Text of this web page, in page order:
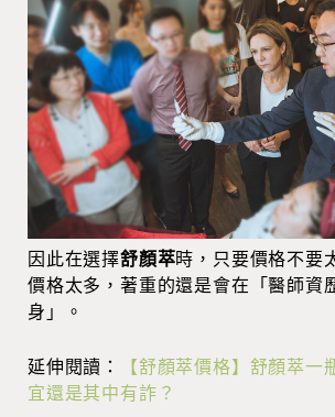
因此在選擇舒顏萃時，只要價格不要
價格太多，著重的還是會在「醫師資
身」。
延伸閱讀：
【舒顏萃價格】舒顏萃
宜還是其中有詐？